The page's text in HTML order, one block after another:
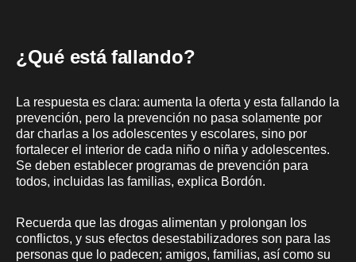
¿Qué está fallando?
La respuesta es clara: aumenta la oferta y esta fallando la
prevención, pero la prevención no pasa solamente por
dar charlas a los adolescentes y escolares, sino por
fortalecer el interior de cada niño o niña y adolescentes.
Se deben establecer programas de prevención para
todos, incluidas las familias, explica Bordón.
Recuerda que las drogas alimentan y prolongan los
conflictos, y sus efectos desestabilizadores son para las
personas que lo padecen; amigos, familias, así como su